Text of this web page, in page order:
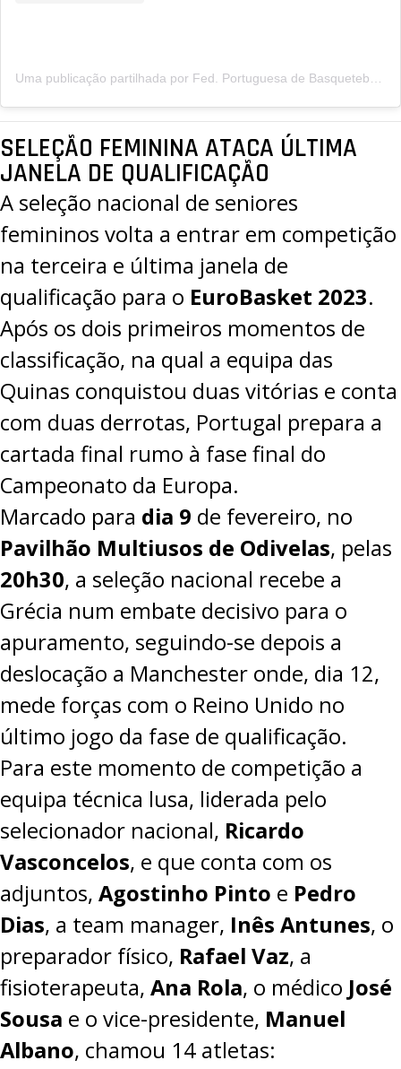
Uma publicação partilhada por Fed. Portuguesa de Basquetebol (@fpbasquetebol)
SELEÇÃO FEMININA ATACA ÚLTIMA
JANELA DE QUALIFICAÇÃO
A seleção nacional de seniores
femininos volta a entrar em competição
na terceira e última janela de
qualificação para o EuroBasket 2023.
Após os dois primeiros momentos de
classificação, na qual a equipa das
Quinas conquistou duas vitórias e conta
com duas derrotas, Portugal prepara a
cartada final rumo à fase final do
Campeonato da Europa.
Marcado para dia 9 de fevereiro, no
Pavilhão Multiusos de Odivelas, pelas
20h30, a seleção nacional recebe a
Grécia num embate decisivo para o
apuramento, seguindo-se depois a
deslocação a Manchester onde, dia 12,
mede forças com o Reino Unido no
último jogo da fase de qualificação.
Para este momento de competição a
equipa técnica lusa, liderada pelo
selecionador nacional, Ricardo
Vasconcelos, e que conta com os
adjuntos, Agostinho Pinto e Pedro
Dias, a team manager, Inês Antunes, o
preparador físico, Rafael Vaz, a
fisioterapeuta, Ana Rola, o médico José
Sousa e o vice-presidente, Manuel
Albano, chamou 14 atletas: